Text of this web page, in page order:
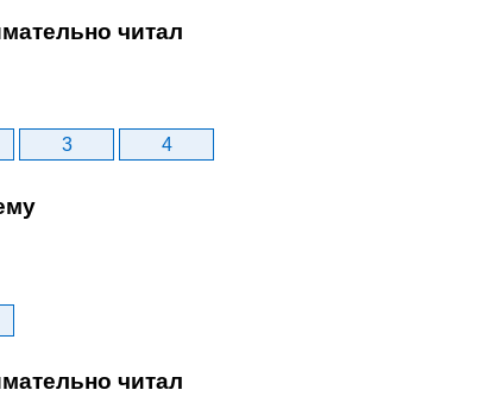
читал
3 4
читал